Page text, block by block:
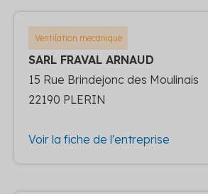
Ventilation mecanique
SARL FRAVAL ARNAUD
15 Rue Brindejonc des Moulinais
22190 PLERIN
Voir la fiche de l'entreprise